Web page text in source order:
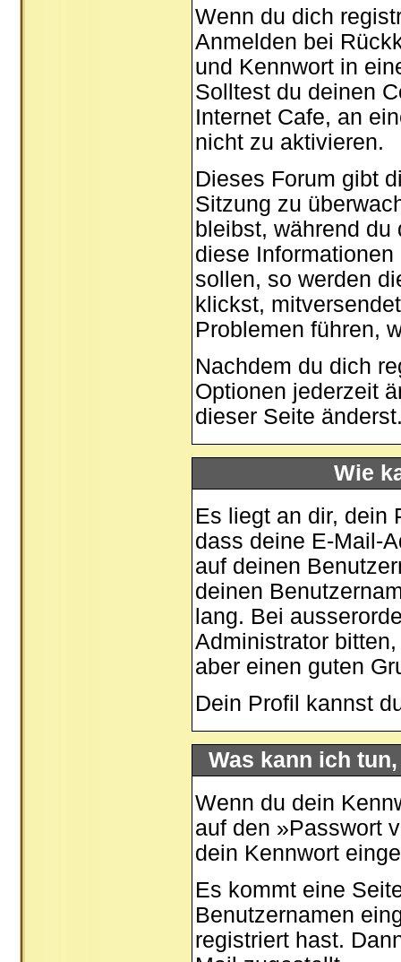
Wenn du dich
Anmelden bei
und Kennwort in
Solltest du deinen
Internet Cafe, an
nicht zu aktivieren.
Dieses Forum gibt
Sitzung zu
bleibst, während
diese
sollen, so werden
klickst,
Problemen führen,
Nachdem du dich
Optionen jederzeit
dieser Seite
Wie
Es liegt an dir, dein
dass deine E-Mail-
auf deinen
deinen
lang. Bei
Administrator
aber einen guten
Dein Profil kannst
Was kann ich
Wenn du dein
auf den »Passwort
dein Kennwort
Es kommt eine
Benutzernamen
registriert hast.